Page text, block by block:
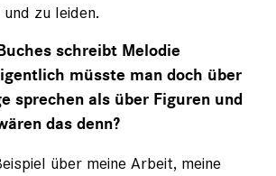
zu leiden.
schreibt Melodie
müsste man doch über
sprechen als über Figuren und
das denn?
über meine Arbeit, meine